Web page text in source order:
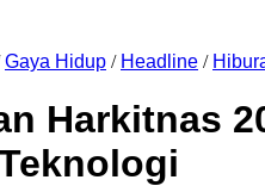
Gaya Hidup / Headline /
Harkitnas